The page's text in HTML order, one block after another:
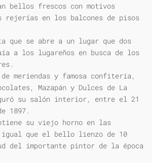
bellos frescos con motivos
en los balcones de pisos
que se abre a un lugar que dos
a los lugareños en busca de los
meriendas y famosa confitería,
Mazapán y Dulces de La
su salón interior, entre el 21
1897.
su viejo horno en las
que el bello lienzo de 10
del importante pintor de la época